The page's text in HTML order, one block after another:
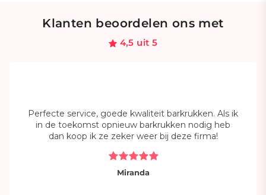
Klanten beoordelen ons met
4,5 uit 5
Perfecte service, goede kwaliteit barkrukken. Als ik
in de toekomst opnieuw barkrukken nodig heb
dan koop ik ze zeker weer bij deze firma!
Miranda